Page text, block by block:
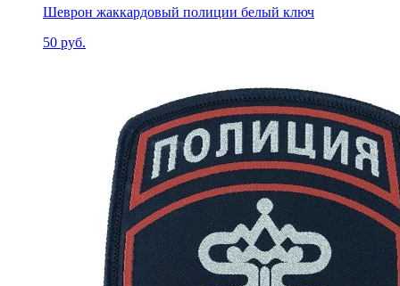
Шеврон жаккардовый полиции белый ключ
50 руб.